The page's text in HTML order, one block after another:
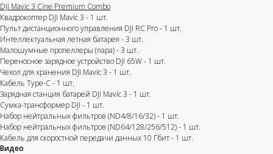
DJI Mavic 3 Cine Premium Combo
Квадрокоптер DJI Mavic 3 - 1 шт.
Пульт дистанционного управления DJI RC Pro - 1 шт.
Интеллектуальная летная батарея - 3 шт.
Малошумные пропеллеры (пара) - 3 шт.
​​Переносное зарядное устройство DJI 65W - 1 шт.
Чехол для хранения DJI Mavic 3 - 1 шт.
Кабель Type-C - 1 шт.
Зарядная станция батарей DJI Mavic 3 - 1 шт.
Сумка-трансформер DJI - 1 шт.
Набор нейтральных фильтров (ND4/8/16/32) - 1 шт.
Набор нейтральных фильтров (ND64/128/256/512) - 1 шт.
Кабель для скоростной передачи данных 10 Гбит - 1 шт.
Видео